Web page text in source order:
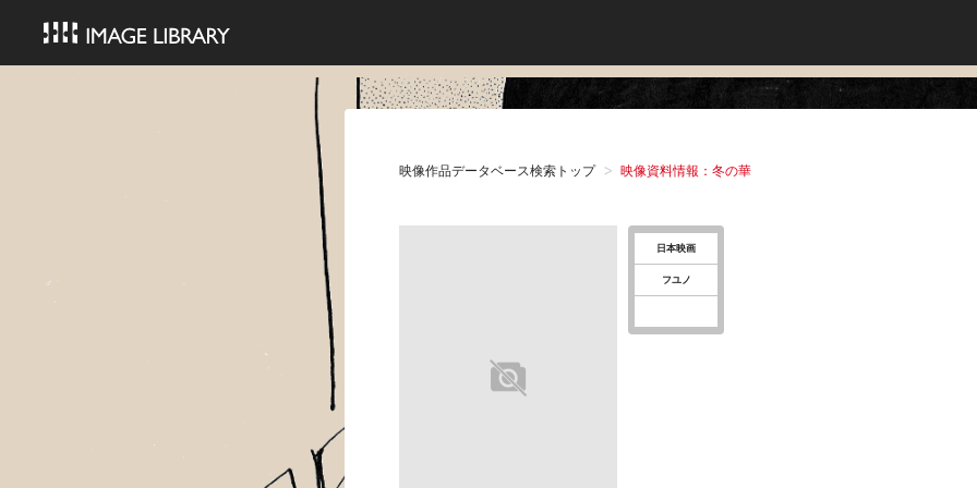
映像作品データベース検索トップ 映像資料情報：冬の華
日本映画
フユノ